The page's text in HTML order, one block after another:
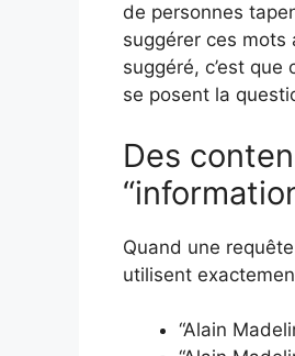
de personnes
suggérer ces mots
suggéré, c’est que
se posent la
Des
Quand une
utilisent
“Alain